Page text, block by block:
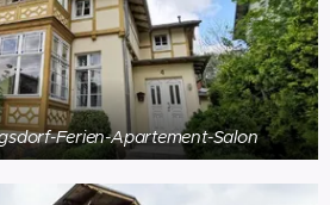
Ferien-Apartement-Salon